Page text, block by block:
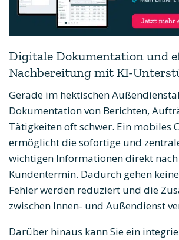
Digitale Dokumentation und
Nachbereitung mit KI-
Gerade im hektischen
Dokumentation von Berichten,
Tätigkeiten oft schwer. Ein mobiles
ermöglicht die sofortige und
wichtigen Informationen direkt
Kundentermin. Dadurch gehen
Fehler werden reduziert und die
zwischen Innen- und Außendienst
Darüber hinaus kann Sie ein